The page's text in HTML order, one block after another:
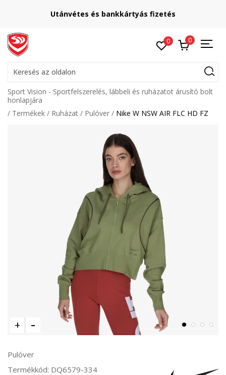
Utánvétes és bankkártyás fizetés
0 0
Keresés az oldalon
Sport Vision - Sportfelszerelés, lábbeli és ruházatot árusító bolt
honlapjára
Termékek
Ruházat Pulóver Nike W NSW AIR FLC HD FZ
Pulóver
Termékkód: DQ6579-334